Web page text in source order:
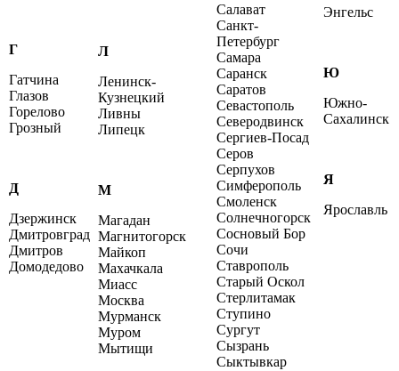
Г
Гатчина
Глазов
Горелово
Грозный
Д
Дзержинск
Дмитровград
Дмитров
Домодедово
Л
Ленинск-
Кузнецкий
Ливны
Липецк
М
Магадан
Магнитогорск
Майкоп
Махачкала
Миасс
Москва
Мурманск
Муром
Мытищи
Салават
Санкт-
Петербург
Самара
Саранск
Саратов
Севастополь
Северодвинск
Сергиев-Посад
Серов
Серпухов
Симферополь
Смоленск
Солнечногорск
Сосновый Бор
Сочи
Ставрополь
Старый Оскол
Стерлитамак
Ступино
Сургут
Сызрань
Сыктывкар
Энгельс
Ю
Южно-
Сахалинск
Я
Ярославль